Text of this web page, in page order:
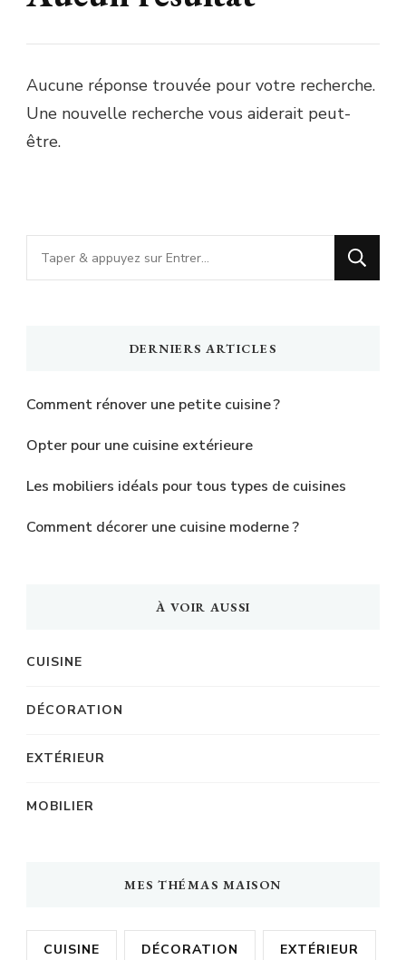
Aucune réponse trouvée pour votre recherche.
Une nouvelle recherche vous aiderait peut-
être.
Vous
recherchiez
DERNIERS ARTICLES
Comment rénover une petite cuisine ?
Opter pour une cuisine extérieure
Les mobiliers idéals pour tous types de cuisines
Comment décorer une cuisine moderne ?
À VOIR AUSSI
CUISINE
DÉCORATION
EXTÉRIEUR
MOBILIER
MES THÉMAS MAISON
CUISINE DÉCORATION EXTÉRIEUR